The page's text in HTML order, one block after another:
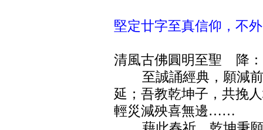
堅定廿字至真信仰，不
清風古佛圓明至聖 降：
至誠誦經典，願減前
延；吾教乾坤子，共挽
輕災減殃喜無邊……